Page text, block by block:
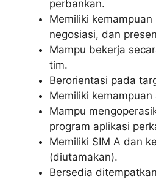
perbankan.
Memiliki kemampuan
negosiasi, dan
Mampu bekerja
tim.
Berorientasi pada
Memiliki
Mampu
program aplikasi
Memiliki SIM A dan
(diutamakan).
Bersedia